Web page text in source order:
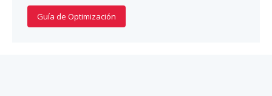
Guía de Optimización